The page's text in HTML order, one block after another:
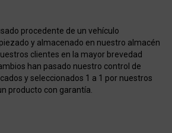
procedente de un vehículo
y almacenado en nuestro almacén
clientes en la mayor brevedad
han pasado nuestro control de
y seleccionados 1 a 1 por nuestros
producto con garantía.